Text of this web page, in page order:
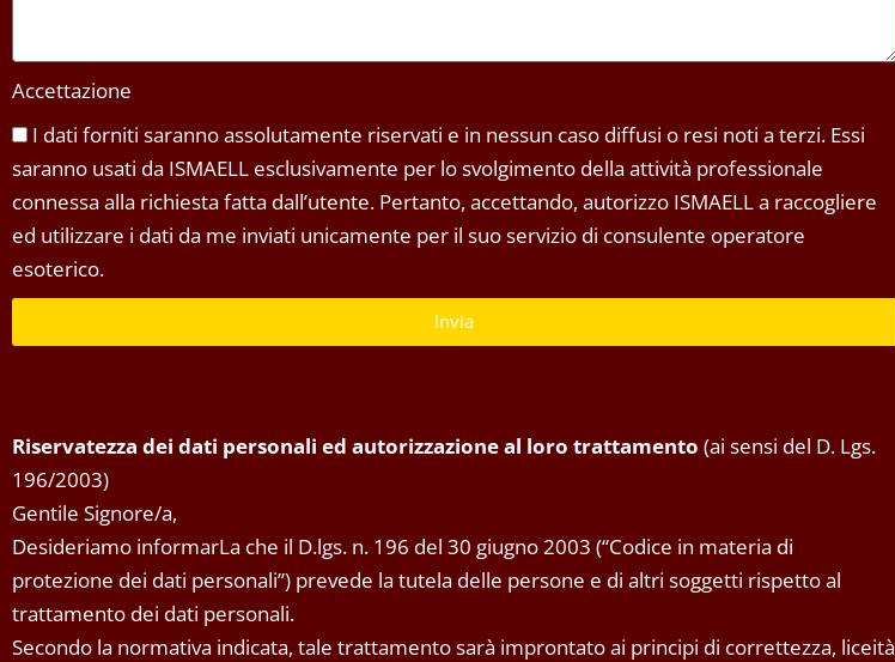
Accettazione
I dati forniti saranno assolutamente riservati e in nessun caso diffusi o resi noti a terzi. Essi
saranno usati da ISMAELL esclusivamente per lo svolgimento della attività professionale
connessa alla richiesta fatta dall’utente. Pertanto, accettando, autorizzo ISMAELL a raccogliere
ed utilizzare i dati da me inviati unicamente per il suo servizio di consulente operatore
esoterico.
Invia
Riservatezza dei dati personali ed autorizzazione al loro trattamento (ai sensi del D. Lgs.
196/2003)
Gentile Signore/a,
Desideriamo informarLa che il D.lgs. n. 196 del 30 giugno 2003 (“Codice in materia di
protezione dei dati personali”) prevede la tutela delle persone e di altri soggetti rispetto al
trattamento dei dati personali.
Secondo la normativa indicata, tale trattamento sarà improntato ai principi di correttezza, liceità